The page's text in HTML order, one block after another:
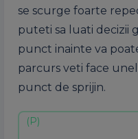
se scurge foarte
puteti sa luati decizii
punct inainte va
parcurs veti face
punct de sprijin.